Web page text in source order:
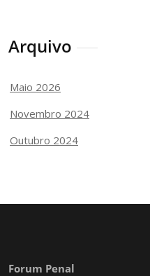
Arquivo
Maio 2026
Novembro 2024
Outubro 2024
Forum Penal